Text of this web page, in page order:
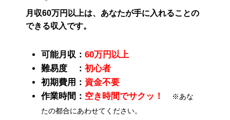
月収60万円以上は、あなたが手に入れることの
できる収入です。
可能月収： 60万円以上
難易度 ： 初心者
初期費用： 資金不要
作業時間： 空き時間でサクッ！
※あな
たの都合にあわせてください。